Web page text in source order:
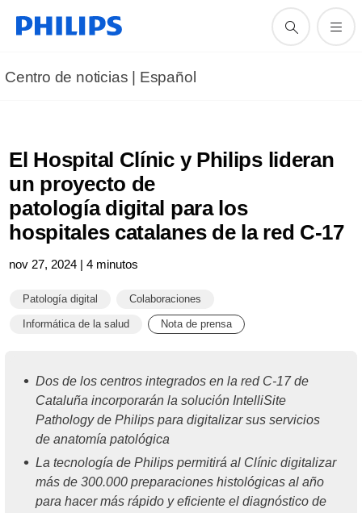
Centro de noticias | Español
El Hospital Clínic y Philips lideran
un proyecto de
patología digital para los
hospitales catalanes de la red C-17
nov 27, 2024 | 4 minutos
Patología digital Colaboraciones
Informática de la salud Nota de prensa
Dos de los centros integrados en la red C-17 de
Cataluña incorporarán la solución IntelliSite
Pathology de Philips para digitalizar sus servicios
de anatomía patológica
La tecnología de Philips permitirá al Clínic digitalizar
más de 300.000 preparaciones histológicas al año
para hacer más rápido y eficiente el diagnóstico de